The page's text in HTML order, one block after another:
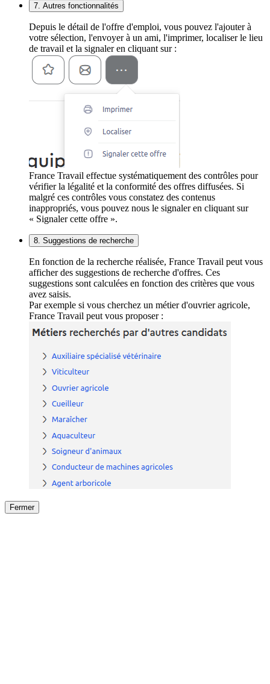
7. Autres fonctionnalités
Depuis le détail de l'offre d'emploi, vous pouvez l'ajouter à
votre sélection, l'envoyer à un ami, l'imprimer, localiser le lieu
de travail et la signaler en cliquant sur :
France Travail effectue systématiquement des contrôles pour
vérifier la légalité et la conformité des offres diffusées. Si
malgré ces contrôles vous constatez des contenus
inappropriés, vous pouvez nous le signaler en cliquant sur
« Signaler cette offre ».
8. Suggestions de recherche
En fonction de la recherche réalisée, France Travail peut vous
afficher des suggestions de recherche d'offres. Ces
suggestions sont calculées en fonction des critères que vous
avez saisis.
Par exemple si vous cherchez un métier d'ouvrier agricole,
France Travail peut vous proposer :
Fermer